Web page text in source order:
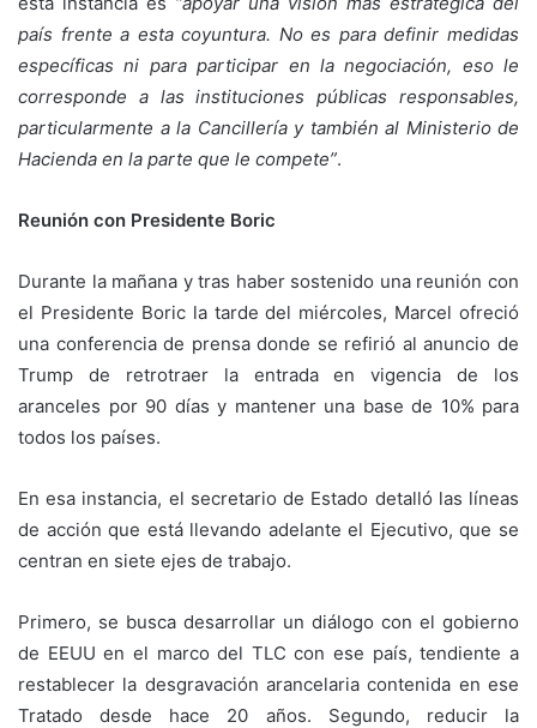
país frente a esta coyuntura. No es para definir medidas
específicas ni para participar en la negociación, eso le
corresponde a las instituciones públicas responsables,
particularmente a la Cancillería y también al Ministerio de
Hacienda en la parte que le compete”.
Reunión con Presidente Boric
Durante la mañana y tras haber sostenido una reunión con
el Presidente Boric la tarde del miércoles, Marcel ofreció
una conferencia de prensa donde se refirió al anuncio de
Trump de retrotraer la entrada en vigencia de los
aranceles por 90 días y mantener una base de 10% para
todos los países.
En esa instancia, el secretario de Estado detalló las líneas
de acción que está llevando adelante el Ejecutivo, que se
centran en siete ejes de trabajo.
Primero, se busca desarrollar un diálogo con el gobierno
de EEUU en el marco del TLC con ese país, tendiente a
restablecer la desgravación arancelaria contenida en ese
Tratado desde hace 20 años. Segundo, reducir la